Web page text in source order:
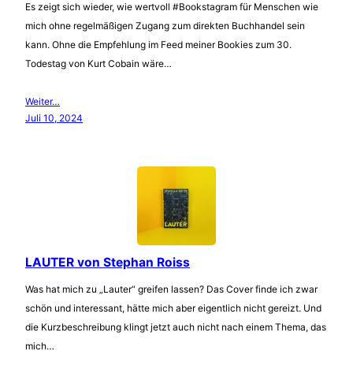
Es zeigt sich wieder, wie wertvoll #Bookstagram für Menschen wie
mich ohne regelmäßigen Zugang zum direkten Buchhandel sein
kann. Ohne die Empfehlung im Feed meiner Bookies zum 30.
Todestag von Kurt Cobain wäre…
Weiter…
Juli 10, 2024
LAUTER von Stephan Roiss
Was hat mich zu „Lauter“ greifen lassen? Das Cover finde ich zwar
schön und interessant, hätte mich aber eigentlich nicht gereizt. Und
die Kurzbeschreibung klingt jetzt auch nicht nach einem Thema, das
mich…